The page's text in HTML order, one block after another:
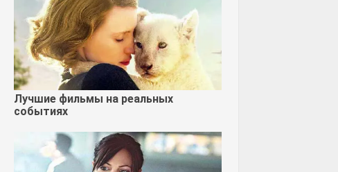
Лучшие фильмы на реальных
событиях